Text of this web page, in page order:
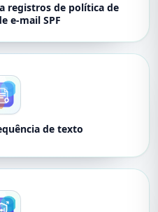
registros de política de
e-mail SPF
de texto